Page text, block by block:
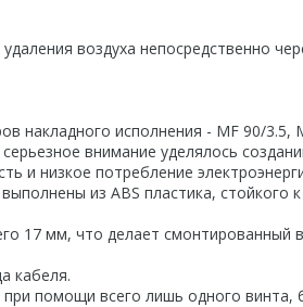
воздуха непосредственно
накладного исполнения - MF 90/3.5,
внимание уделялось
и низкое потребление
из ABS пластика, стойкого
17 мм, что делает смонтированный
кабеля.
помощи всего лишь одного винта,